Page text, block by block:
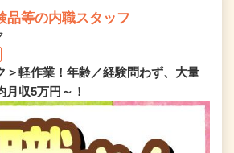
品等の内職スタッフ
＞軽作業！年齢／経験問わず、大量
収5万円～！